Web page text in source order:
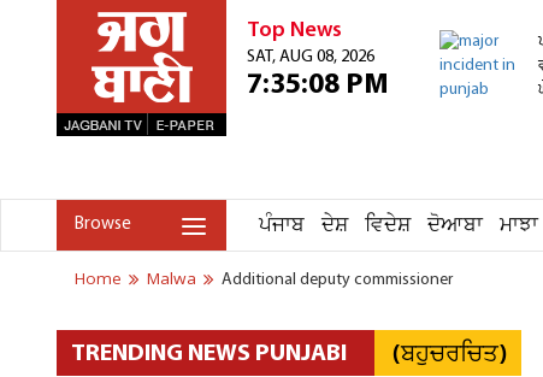
Top News
SAT, AUG 08, 2026
7:35:08 PM
Browse ਪੰਜਾਬ ਦੇਸ਼ ਵਿਦੇਸ਼ ਦੋਆਬਾ ਮਾਝਾ
Home Malwa Additional deputy commissioner
TRENDING NEWS PUNJABI (ਬਹੁਚਰਚਿਤ)